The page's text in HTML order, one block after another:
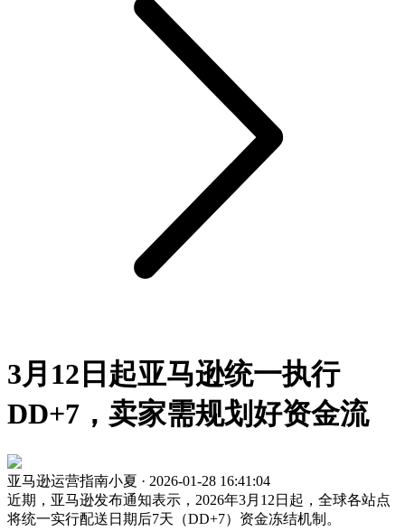
3月12日起亚马逊统一执行
DD+7，卖家需规划好资金流
亚马逊运营指南小夏 · 2026-01-28 16:41:04
近期，亚马逊发布通知表示，2026年3月12日起，全球各站点
将统一实行配送日期后7天（DD+7）资金冻结机制。